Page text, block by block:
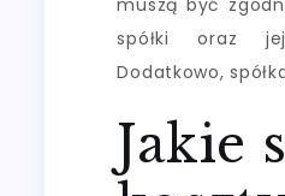
spółki oraz jej
Dodatkowo,
Jakie